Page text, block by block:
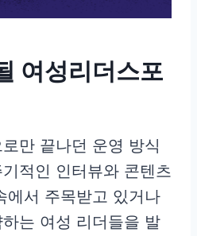
여성리더스포
만 끝나던 운영 방식
기적인 인터뷰와 콘텐츠
에서 주목받고 있거나
는 여성 리더들을 발